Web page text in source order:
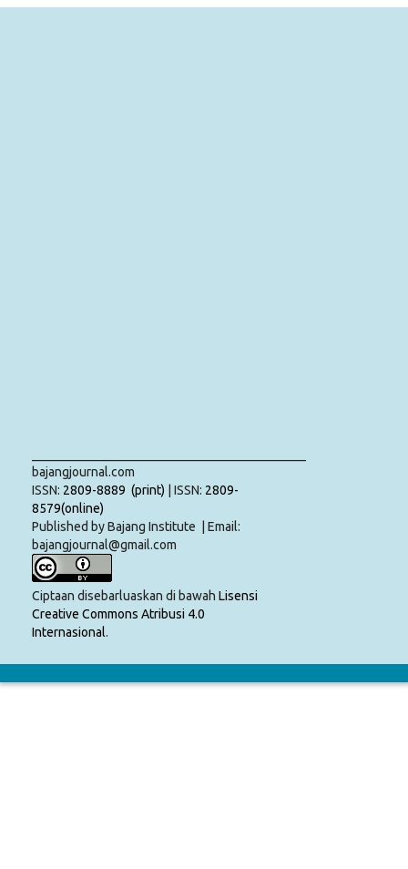
bajangjournal.com
ISSN: 2809-8889 (print) | ISSN: 2809-
8579(online)
Published by Bajang Institute | Email:
bajangjournal@gmail.com
Ciptaan disebarluaskan di bawah Lisensi
Creative Commons Atribusi 4.0
Internasional.